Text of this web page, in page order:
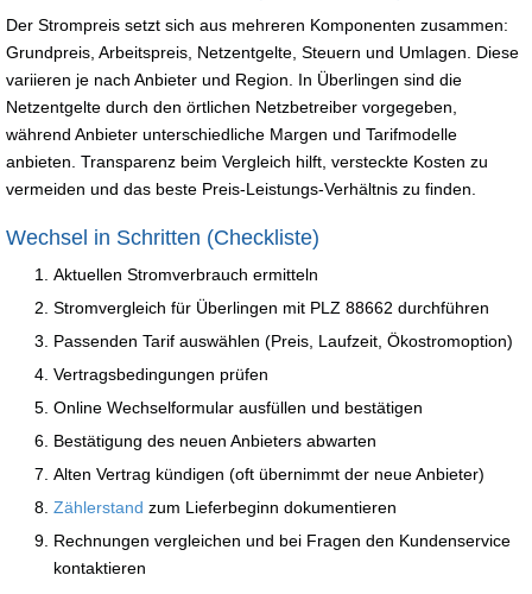
Der Strompreis setzt sich aus mehreren Komponenten zusammen:
Grundpreis, Arbeitspreis, Netzentgelte, Steuern und Umlagen. Diese
variieren je nach Anbieter und Region. In Überlingen sind die
Netzentgelte durch den örtlichen Netzbetreiber vorgegeben,
während Anbieter unterschiedliche Margen und Tarifmodelle
anbieten. Transparenz beim Vergleich hilft, versteckte Kosten zu
vermeiden und das beste Preis-Leistungs-Verhältnis zu finden.
Wechsel in Schritten (Checkliste)
Aktuellen Stromverbrauch ermitteln
Stromvergleich für Überlingen mit PLZ 88662 durchführen
Passenden Tarif auswählen (Preis, Laufzeit, Ökostromoption)
Vertragsbedingungen prüfen
Online Wechselformular ausfüllen und bestätigen
Bestätigung des neuen Anbieters abwarten
Alten Vertrag kündigen (oft übernimmt der neue Anbieter)
Zählerstand zum Lieferbeginn dokumentieren
Rechnungen vergleichen und bei Fragen den Kundenservice
kontaktieren